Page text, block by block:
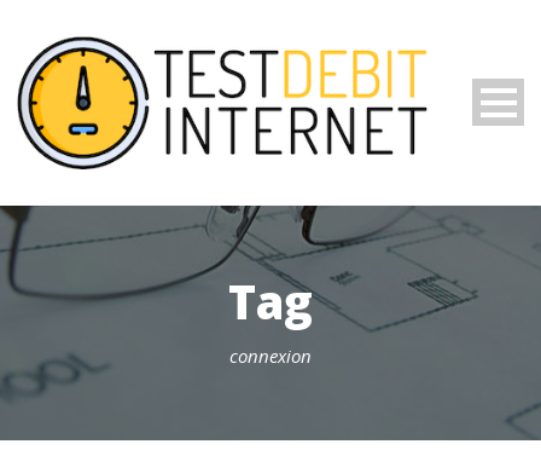
Tag
connexion